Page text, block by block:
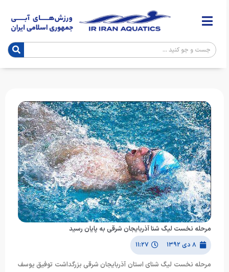
مرحله نخست لیگ شنا آذربایجان شرقی به پایان رسید
۸ دی ۱۳۹۲ ۱۱:۲۷
مرحله نخست لیگ شنای استان آذربایجان شرقی بزرگداشت توفیق یوسف